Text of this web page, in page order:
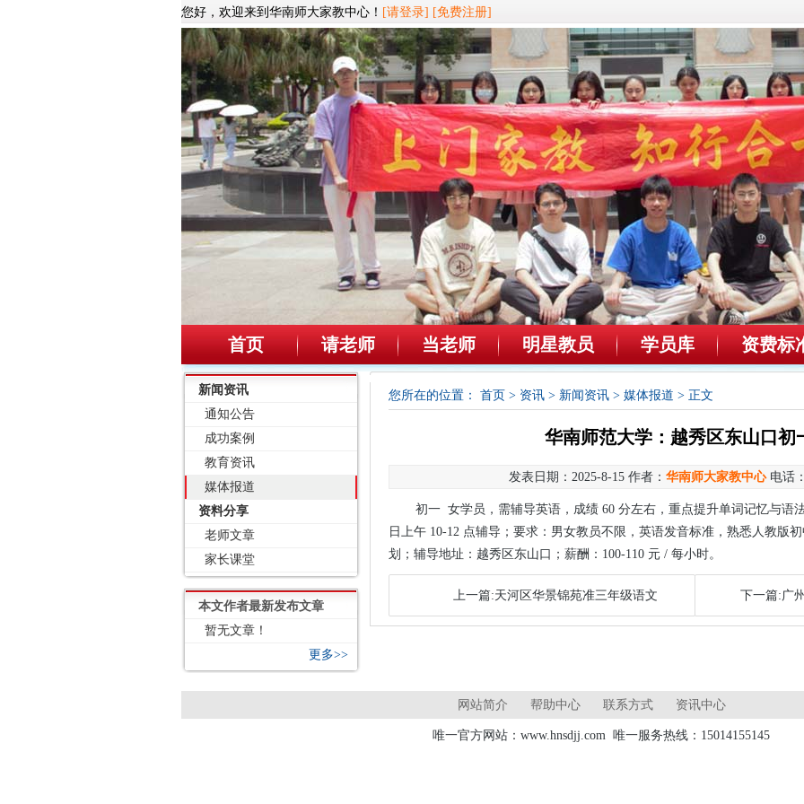
您好，欢迎来到华南师大家教中心！ [请登录] [免费注册]
首页 请老师 当老师 明星教员 学员库 资费标
新闻资讯
通知公告
成功案例
教育资讯
媒体报道
资料分享
老师文章
家长课堂
本文作者最新发布文章
暂无文章！
更多>>
您所在的位置： 首页 > 资讯 > 新闻资讯 > 媒体报道 > 正文
华南师范大学：越秀区东山口初
发表日期：2025-8-15 作者： 华南师大家教中心电话
初一 女学员，需辅导英语，成绩 60 分左右，重点提升单词记忆与语
日上午 10-12 点辅导；要求：男女教员不限，英语发音标准，熟悉人教版
划；辅导地址：越秀区东山口；薪酬：100-110 元 / 每小时。
上一篇:天河区华景锦苑准三年级语文 下一篇:广
网站简介 帮助中心 联系方式 资讯中心
唯一官方网站：www.hnsdjj.com 唯一服务热线：15014155145